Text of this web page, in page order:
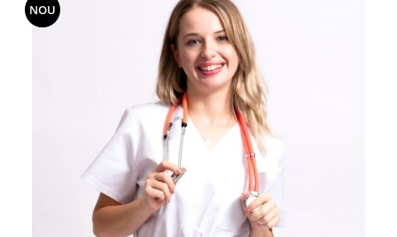
Bluze Maria
Halate medicale femei
Halate medicale barbati
Halate medicale P2 cu fluturas
Halate medicale cu nasturi
NOU